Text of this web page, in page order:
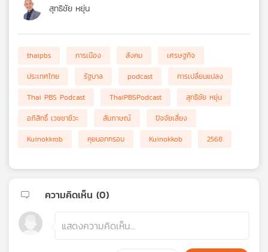
สุทธิชัย หยุ่น
thaipbs การเมือง สังคม
เศรษฐกิจ
ประเทศไทย
รัฐบาล podcast
การเปลี่ยนแปลง
Thai PBS Podcast
ThaiPBSPodcast
สุทธิชัย หยุ่น
อภิสิทธิ์ เวชชาชีวะ
สัมภาษณ์
ปัจจัยเสี่ยง
Kuinokkrob
คุยนอกกรอบ Kuinokkob 2568
ความคิดเห็น (0)